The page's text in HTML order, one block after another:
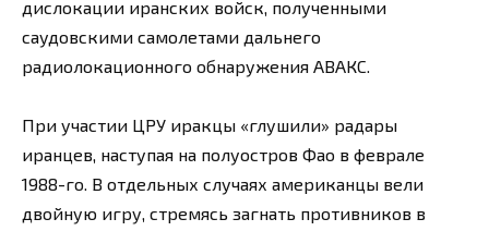
дислокации иранских войск, полученными
саудовскими самолетами дальнего
радиолокационного обнаружения АВАКС.
При участии ЦРУ иракцы «глушили» радары
иранцев, наступая на полуостров Фао в феврале
1988-го. В отдельных случаях американцы вели
двойную игру, стремясь загнать противников в